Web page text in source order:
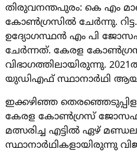
തിരുവനന്തപുരം: കെ എം
കോൺഗ്രസിൽ ചേർന്നു.
ഉദ്യോഗസ്ഥൻ എം പി
ചേർന്നത്. കേരള
വിഭാഗത്തിലായിരുന്നു.
യുഡിഎഫ് സ്ഥാനാർഥി
ഇക്കഴിഞ്ഞ തെരഞ്ഞെടുപ്പിള
കേരള കോൺ​ഗ്രസ് ജോസഫ്
മത്സരിച്ച എട്ടിൽ ഏഴ്
സ്ഥാനാർഥികളായിരുന്നു